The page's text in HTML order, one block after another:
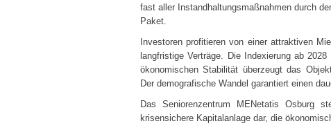
fast aller Instandhaltungsmaßnahmen durch
Paket.
Investoren profitieren von einer attraktiven
langfristige Verträge. Die Indexierung ab
ökonomischen Stabilität überzeugt das
Der demografische Wandel garantiert einen
Das Seniorenzentrum MENetatis Osburg
krisensichere Kapitalanlage dar, die